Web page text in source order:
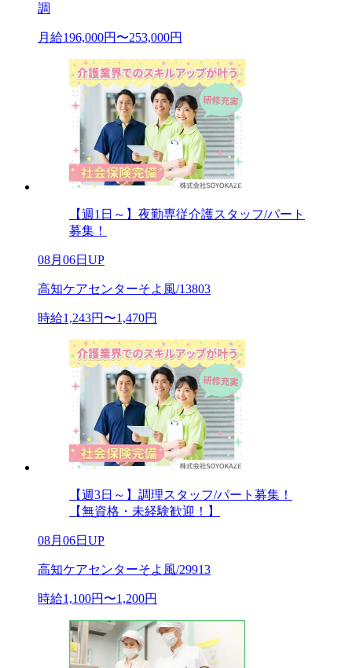
調
月給196,000円〜253,000円
【週1日～】夜勤専従介護スタッフ/パート
募集！
08月06日UP
高知ケアセンターそよ風/13803
時給1,243円〜1,470円
【週3日～】調理スタッフ/パート募集！
【無資格・未経験歓迎！】
08月06日UP
高知ケアセンターそよ風/29913
時給1,100円〜1,200円